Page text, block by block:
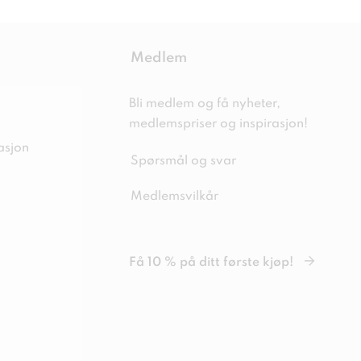
Medlem
Bli medlem og få nyheter,
medlemspriser og inspirasjon!
Spørsmål og svar
Medlemsvilkår
Få 10 % på ditt første kjøp!